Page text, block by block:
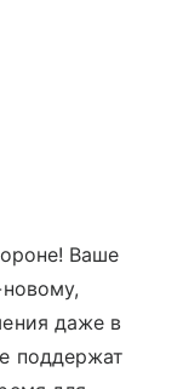
Ваше
даже в
поддержат